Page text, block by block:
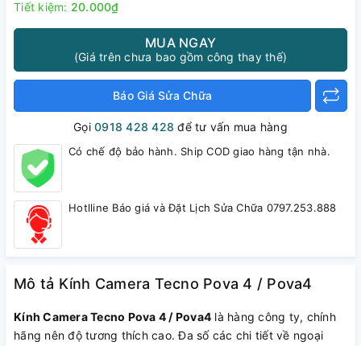
Tiết kiệm: 20.000₫
MUA NGAY
(Giá trên chưa bao gồm công thay thế)
Báo Giá Sửa Chữa
Gọi0918 428 428 để tư vấn mua hàng
Có chế độ bảo hành. Ship COD giao hàng tận nhà.
Hotlline Báo giá và Đặt Lịch Sửa Chữa 0797.253.888
Mô tả Kính Camera Tecno Pova 4 / Pova4
Kính Camera Tecno Pova 4 / Pova4 là hàng công ty, chính
hãng nên độ tương thích cao. Đa số các chi tiết về ngoại